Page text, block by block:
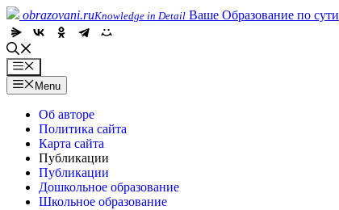
Skip
to
content
obrazovani.ruKnowledge in Detail Ваше Образование по сути
Menu
Menu
Об авторе
Политика сайта
Карта сайта
Публикации
Публикации
Дошкольное образование
Школьное образование